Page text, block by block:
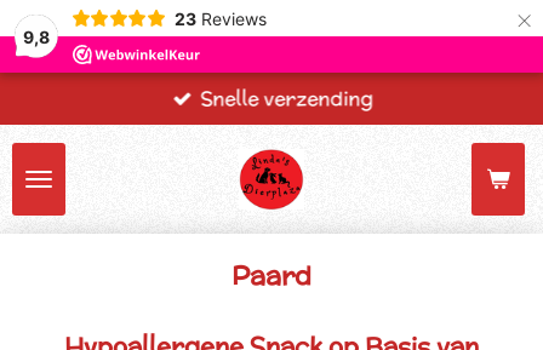
9,8
23 Reviews ×
Snelle verzending
Paard